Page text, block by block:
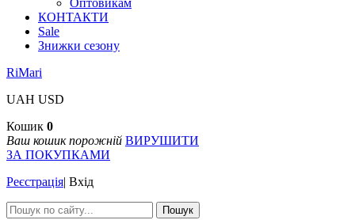
Оптовикам
КОНТАКТИ
Sale
Знижки сезону
RiMari
UAH USD
Кошик 0
Ваш кошик порожній ВИРУШИТИ
ЗА ПОКУПКАМИ
Реєстрація| Вхід
Пошук